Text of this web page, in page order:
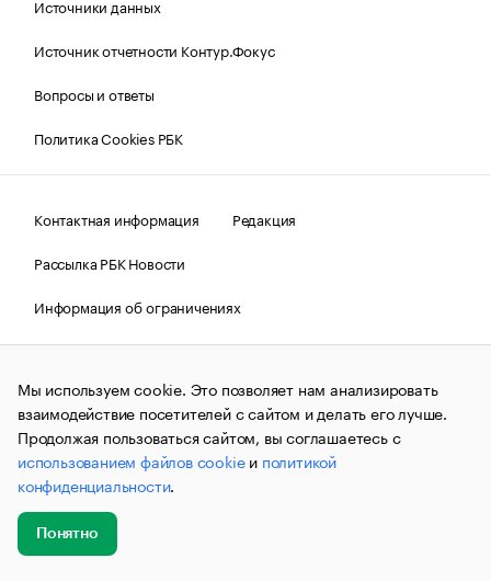
Источники данных
Источник отчетности Контур.Фокус
Вопросы и ответы
Политика Cookies РБК
Контактная информация
Редакция
Рассылка РБК Новости
Информация об ограничениях
Правовая информация
О соблюдении авторских прав
© АО «РОСБИЗНЕСКОНСАЛТИНГ»,1995–2026.Сообщения
и материалы информационного агентства «РБК»
(зарегистрировано Федеральной службой по надзору в сфере
связи, информационных технологий и массовых
коммуникаций (Роскомнадзор) 09.12.2015 за номером ИА
№ФС77-63848) сопровождаются пометкой «РБК». Отдельные
публикации могут содержать информацию,
не предназначенную для пользователей
до 18 лет.
Мы используем cookie. Это позволяет нам анализировать
взаимодействие посетителей с сайтом и делать его лучше.
Продолжая пользоваться сайтом, вы соглашаетесь с
использованием файлов cookieи политикой
конфиденциальности.
Понятно